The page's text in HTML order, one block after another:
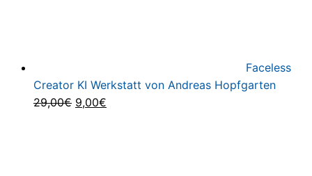
Faceless
Creator KI Werkstatt von Andreas Hopfgarten
29,00€ Ursprünglicher
9,00€